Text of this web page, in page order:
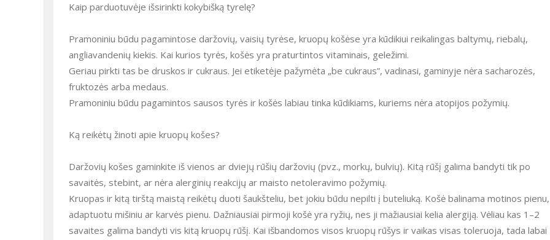
Kaip parduotuvėje išsirinkti kokybišką tyrelę?
Pramoniniu būdu pagamintose daržovių, vaisių tyrėse, kruopų košėse yra kūdikiui reikalingas baltymų, riebalų,
angliavandenių kiekis. Kai kurios tyrės, košės yra praturtintos vitaminais, geležimi.
Geriau pirkti tas be druskos ir cukraus. Jei etiketėje pažymėta „be cukraus”, vadinasi, gaminyje nėra sacharozės,
fruktozės arba medaus.
Pramoniniu būdu pagamintos sausos tyrės ir košės labiau tinka kūdikiams, kuriems nėra atopijos požymių.
Ką reikėtų žinoti apie kruopų košes?
Daržovių košes gaminkite iš vienos ar dviejų rūšių daržovių (pvz., morkų, bulvių). Kitą rūšį galima bandyti tik po
savaitės, stebint, ar nėra alerginių reakcijų ar maisto netoleravimo požymių.
Kruopas ir kitą tirštą maistą reikėtų duoti šaukšteliu, bet jokiu būdu nepilti į buteliuką. Košė balinama motinos pienu,
adaptuotu mišiniu ar karvės pienu. Dažniausiai pirmoji košė yra ryžių, nes ji mažiausiai kelia alergiją. Vėliau kas 1–2
savaites galima bandyti vis kitą kruopų rūšį. Kai išbandomos visos kruopų rūšys ir vaikas visas toleruoja, tada labai